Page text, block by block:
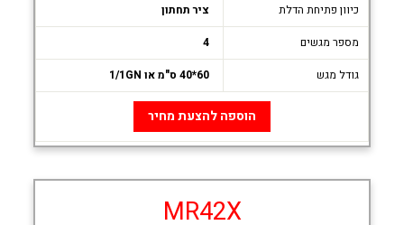
כיוון פתיחת הדלת
ציר תחתון
מספר מגשים
4
גודל מגש
60*40 ס"מ או 1/1GN
הוספה להצעת מחיר
MR42X